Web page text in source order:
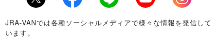
Twitter Facebook LINE Youtube
Instagram
JRA-VANでは各種ソーシャルメディアで様々な情報を発信して
います。